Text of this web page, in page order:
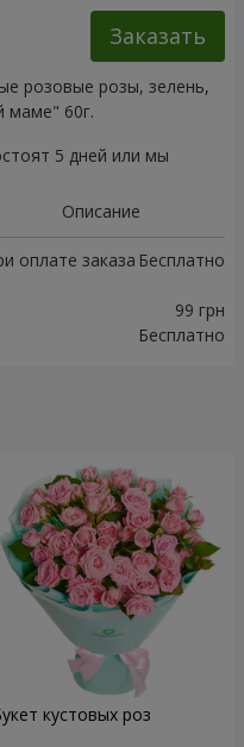
Заказать
розовые розы, зелень,
60г.
5 дней или мы
Описание
оплате заказа Бесплатно
99 грн
Бесплатно
кустовых роз